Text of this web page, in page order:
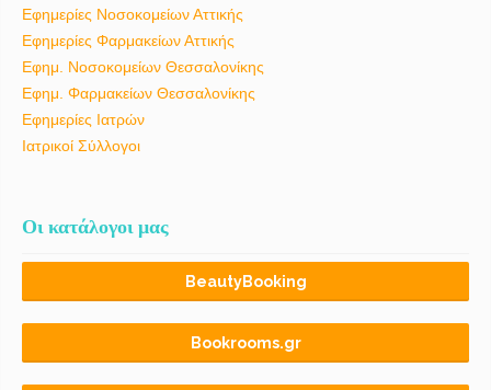
Εφημερίες Νοσοκομείων Αττικής
Εφημερίες Φαρμακείων Αττικής
Εφημ. Νοσοκομείων Θεσσαλονίκης
Εφημ. Φαρμακείων Θεσσαλονίκης
Εφημερίες Ιατρών
Ιατρικοί Σύλλογοι
Οι κατάλογοι μας
BeautyBooking
Bookrooms.gr